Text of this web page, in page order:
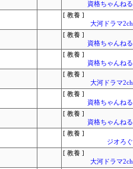
資格ちゃんねる
[ 教養 ]
大河ドラマ2ch
[ 教養 ]
資格ちゃんねる
[ 教養 ]
資格ちゃんねる
[ 教養 ]
大河ドラマ2ch
[ 教養 ]
資格ちゃんねる
[ 教養 ]
資格ちゃんねる
[ 教養 ]
ジオろぐ
[ 教養 ]
大河ドラマ2ch